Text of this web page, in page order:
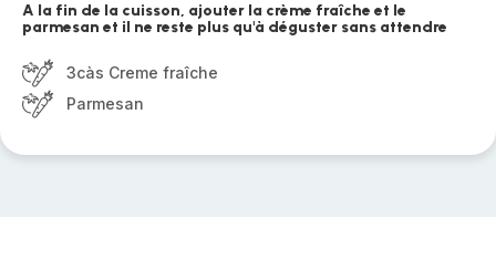
A la fin de la cuisson, ajouter la crème fraîche et le
parmesan et il ne reste plus qu'à déguster sans attendre
3càs Creme fraîche
Parmesan